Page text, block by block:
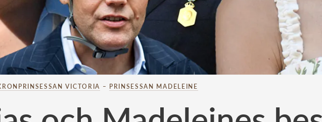
VICTORIA – PRINSESSAN MADELEINE